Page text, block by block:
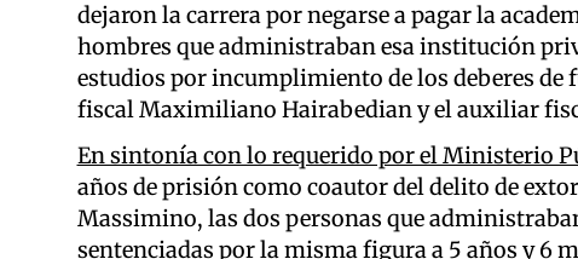
dejaron la carrera por negarse a pagar la
hombres que administraban esa institución
estudios por incumplimiento de los deberes
fiscal Maximiliano Hairabedian y el auxiliar
En sintonía con lo requerido por el Ministerio
años de prisión como coautor del delito de
Massimino, las dos personas que
sentenciadas por la misma figura a 5 años y 6